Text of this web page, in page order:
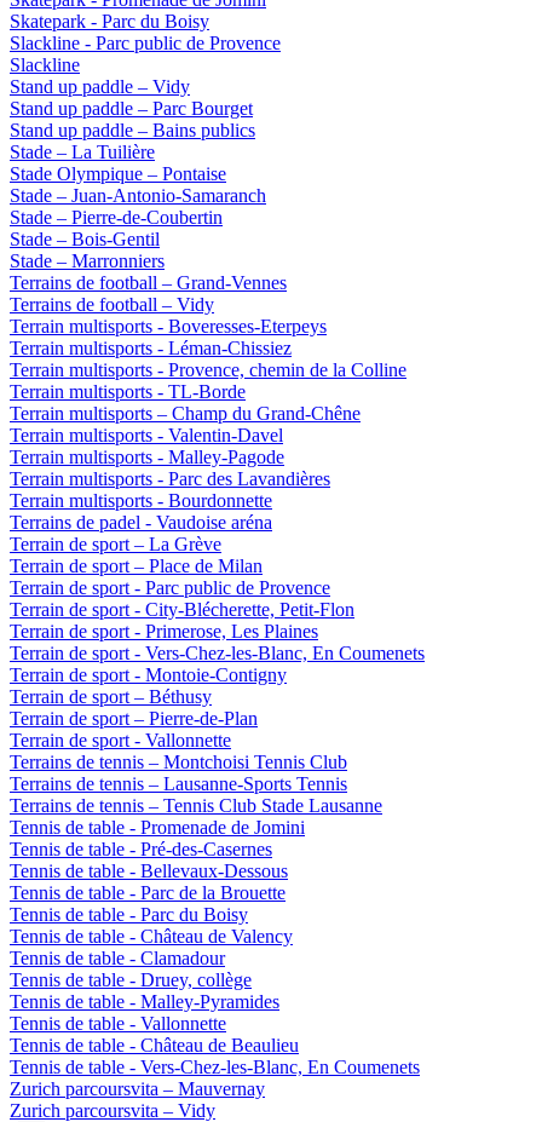
Skatepark - Parc du Boisy
Slackline - Parc public de Provence
Slackline
Stand up paddle – Vidy
Stand up paddle – Parc Bourget
Stand up paddle – Bains publics
Stade – La Tuilière
Stade Olympique – Pontaise
Stade – Juan-Antonio-Samaranch
Stade – Pierre-de-Coubertin
Stade – Bois-Gentil
Stade – Marronniers
Terrains de football – Grand-Vennes
Terrains de football – Vidy
Terrain multisports - Boveresses-Eterpeys
Terrain multisports - Léman-Chissiez
Terrain multisports - Provence, chemin de la Colline
Terrain multisports - TL-Borde
Terrain multisports – Champ du Grand-Chêne
Terrain multisports - Valentin-Davel
Terrain multisports - Malley-Pagode
Terrain multisports - Parc des Lavandières
Terrain multisports - Bourdonnette
Terrains de padel - Vaudoise aréna
Terrain de sport – La Grève
Terrain de sport – Place de Milan
Terrain de sport - Parc public de Provence
Terrain de sport - City-Blécherette, Petit-Flon
Terrain de sport - Primerose, Les Plaines
Terrain de sport - Vers-Chez-les-Blanc, En Coumenets
Terrain de sport - Montoie-Contigny
Terrain de sport – Béthusy
Terrain de sport – Pierre-de-Plan
Terrain de sport - Vallonnette
Terrains de tennis – Montchoisi Tennis Club
Terrains de tennis – Lausanne-Sports Tennis
Terrains de tennis – Tennis Club Stade Lausanne
Tennis de table - Promenade de Jomini
Tennis de table - Pré-des-Casernes
Tennis de table - Bellevaux-Dessous
Tennis de table - Parc de la Brouette
Tennis de table - Parc du Boisy
Tennis de table - Château de Valency
Tennis de table - Clamadour
Tennis de table - Druey, collège
Tennis de table - Malley-Pyramides
Tennis de table - Vallonnette
Tennis de table - Château de Beaulieu
Tennis de table - Vers-Chez-les-Blanc, En Coumenets
Zurich parcoursvita – Mauvernay
Zurich parcoursvita – Vidy